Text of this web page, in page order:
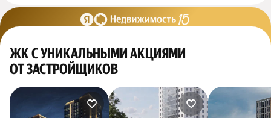
ЖК С УНИКАЛЬНЫМИ АКЦИЯМИ
ОТ ЗАСТРОЙЩИКОВ